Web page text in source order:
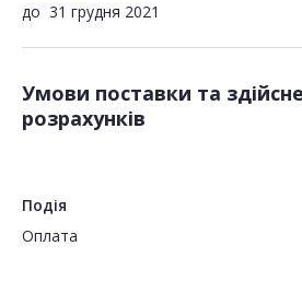
до 31 грудня 2021
Умови поставки та
розрахунків
Подія
Оплата